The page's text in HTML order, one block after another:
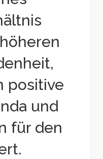
positive
und
für den